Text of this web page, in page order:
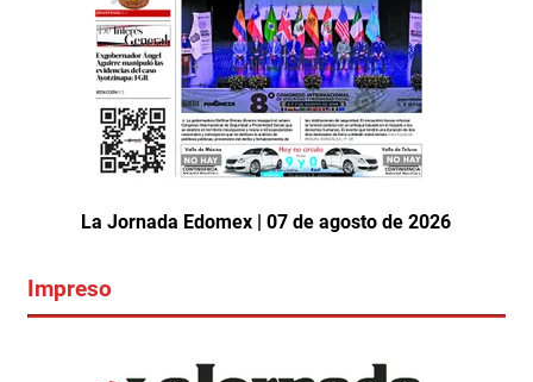
La Jornada Edomex | 07 de agosto de 2026
Impreso